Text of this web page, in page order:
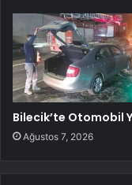
Bilecik’te Otomobil
Ağustos 7, 2026